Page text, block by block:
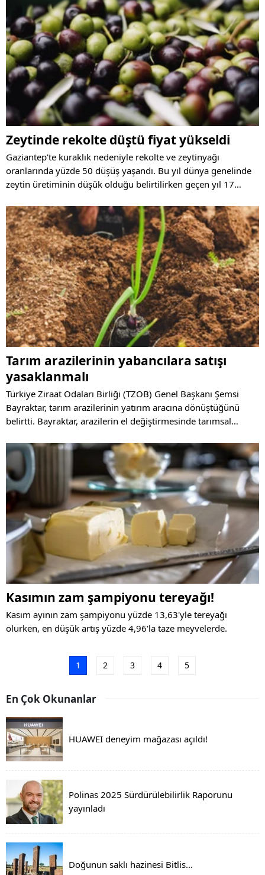
Zeytinde rekolte düştü fiyat yükseldi
Gaziantep'te kuraklık nedeniyle rekolte ve zeytinyağı
oranlarında yüzde 50 düşüş yaşandı. Bu yıl dünya genelinde
zeytin üretiminin düşük olduğu belirtilirken geçen yıl 17
yıl 3 bin 500 ile 4 bin TL'den satıldığını kaydedildi.
Tarım arazilerinin yabancılara satışı
yasaklanmalı
Türkiye Ziraat Odaları Birliği (TZOB) Genel Başkanı Şemsi
Bayraktar, tarım arazilerinin yatırım aracına dönüştüğünü
belirtti. Bayraktar, arazilerin el değiştirmesinde tarımsal
satışının yasaklanması gerektiğini söyledi.
Kasımın zam şampiyonu tereyağı!
Kasım ayının zam şampiyonu yüzde 13,63'yle tereyağı
olurken, en düşük artış yüzde 4,96'la taze meyvelerde.
1 2 3 4 5
En Çok Okunanlar
HUAWEI deneyim mağazası açıldı!
Polinas 2025 Sürdürülebilirlik Raporunu
yayınladı
Doğunun saklı hazinesi Bitlis...